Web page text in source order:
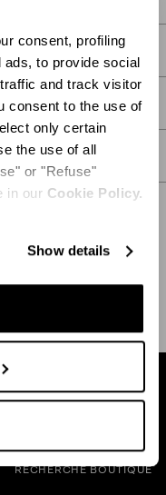
consent, profiling
to provide social
and track visitor
consent to the use of
only certain
the use of all
or "Refuse"
in our Cookie Policy.
Show details
vous
RECHERCHE BOUTIQUE